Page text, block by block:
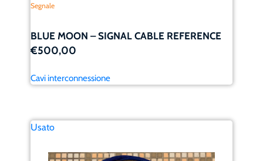
Segnale
BLUE MOON – SIGNAL CABLE REFERENCE
€500,00
Cavi interconnessione
Usato